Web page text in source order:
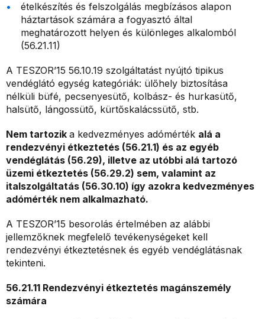
ételkészítés és felszolgálás megbízásos alapon
háztartások számára a fogyasztó által
meghatározott helyen és különleges alkalomból
(56.21.11)
A TESZOR’15 56.10.19 szolgáltatást nyújtó tipikus
vendéglátó egység kategóriák: ülőhely biztosítása
nélküli büfé, pecsenyesütő, kolbász- és hurkasütő,
halsütő, lángossütő, kürtőskalácssütő, stb.
Nem tartozik a kedvezményes adómérték alá a
rendezvényi étkeztetés (56.21.1) és az egyéb
vendéglátás (56.29), illetve az utóbbi alá tartozó
üzemi étkeztetés (56.29.2) sem, valamint az
italszolgáltatás (56.30.10) így azokra kedvezményes
adómérték nem alkalmazható.
A TESZOR’15 besorolás értelmében az alábbi
jellemzőknek megfelelő tevékenységeket kell
rendezvényi étkeztetésnek és egyéb vendéglátásnak
tekinteni.
56.21.11 Rendezvényi étkeztetés magánszemély
számára